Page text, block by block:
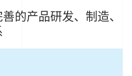
的产品研发、制造、